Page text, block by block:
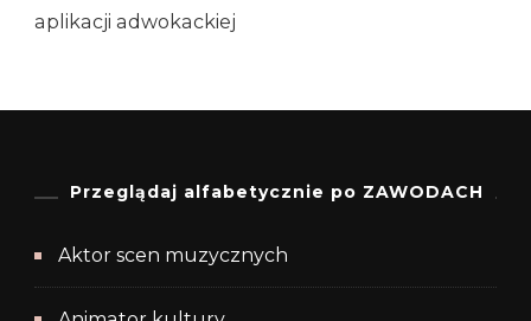
aplikacji adwokackiej
Przeglądaj alfabetycznie po ZAWODACH
Aktor scen muzycznych